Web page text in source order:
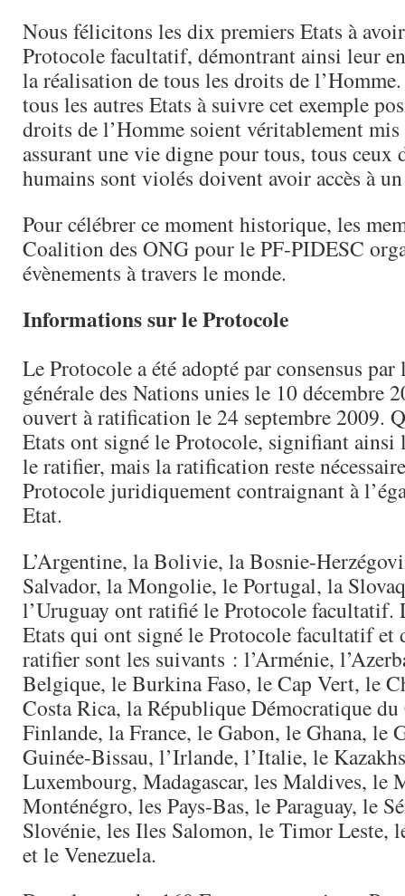
Nous félicitons les dix premiers Etats à
Protocole facultatif, démontrant ainsi leur
la réalisation de tous les droits de
tous les autres Etats à suivre cet exemple
droits de l’Homme soient véritablement mis
assurant une vie digne pour tous, tous ceux
humains sont violés doivent avoir accès à
Pour célébrer ce moment historique, les
Coalition des ONG pour le PF-PIDESC
évènements à travers le monde.
Informations sur le Protocole
Le Protocole a été adopté par consensus par
générale des Nations unies le 10 décembre
ouvert à ratification le 24 septembre 2009.
Etats ont signé le Protocole, signifiant
le ratifier, mais la ratification reste
Protocole juridiquement contraignant à
Etat.
L’Argentine, la Bolivie, la Bosnie-
Salvador, la Mongolie, le Portugal, la
l’Uruguay ont ratifié le Protocole facultatif.
Etats qui ont signé le Protocole facultatif et
ratifier sont les suivants : l’Arménie,
Belgique, le Burkina Faso, le Cap Vert, le
Costa Rica, la République Démocratique
Finlande, la France, le Gabon, le Ghana, le
Guinée-Bissau, l’Irlande, l’Italie, le
Luxembourg, Madagascar, les Maldives, le
Monténégro, les Pays-Bas, le Paraguay, le
Slovénie, les Iles Salomon, le Timor Leste,
et le Venezuela.